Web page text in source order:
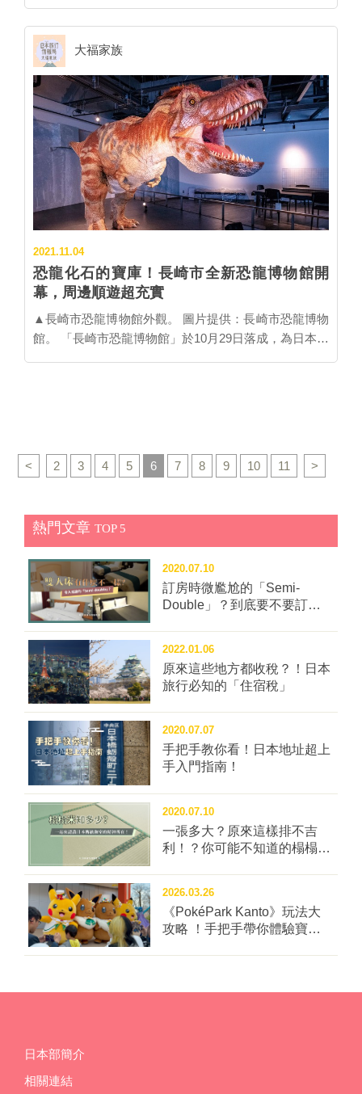
MAN》合作，推出咖哩口味的造型角煮饅頭，黃色饅頭
上印有小精靈的雙眼，看起來就像是咬著東坡肉的小精
高達1,300萬顆LED彩燈，不僅是日本，也是世界上規模
最大的燈飾活動。銀白色的彩燈遍布豪斯登堡，彷彿整
個園區都降下厚厚的瑞雪，一秒進入冰雪的魔幻世界。
今年於豪斯登堡宮殿前更新增了「白銀長廊」，是由街
燈與銀白的燈飾交織而成的幻想空間。其他還有光之瀑
布、雨傘小徑、3D光雕投影秀等，不僅令人讚嘆，也能
拍出許多夢幻美照喔！ ▲「白銀街道」活動中使用了大
量銀白色的彩燈，從街燈到建築物都變得雪白無比。(圖
片提供：豪斯登堡) 除了豪斯登堡之外，佐世保市內每
年也會舉辦「閃亮亮彩燈節」活動，以島瀨公園為中
心，包括周邊的街道或商店街都裝飾上各種繽紛的彩
燈。點燈期間每周末還有許多熱鬧活動，最不可錯過的
是12月25日聖誕節當天，島瀨公園還會降下瑞雪，雪屋
屆時也會登場，讓遊客們過個驚喜的白色聖誕節！
季的風物詩。 ＜豪斯登堡＞ ・豪斯登堡光之街道的聖
誕節 2021年11月6日～12月26日 ・白銀街道 浪漫歐
洲 2021年12月27日～2022年2月25日 ＜佐世保市＞
力。這棵的銀杏較一般銀杏變色晚，約12月初至12...
賞，邀請業界數千名通過證照考試的夜景鑑賞士選出推
薦的冬日燈節活動，直接幫旅人畫重點，解決選擇困難
的煩惱。 2021年接近尾聲之際，主辦單位再度公布由
6,100名專業鑑賞人士依照「綜合娛樂部門」、「彩燈部
門」、「專業表演部門」作為分類標準，所選出的年度
獲獎名單，快來看看受專家青睞的燈展中還有哪些沒去
過！ ▌日本彩燈大賞．綜合娛樂部門 以展區內的燈光技
術、影像、遊樂設施等結合燈飾評選而出。 TOP1 豪
斯登堡 光之王國 連續9年稱霸綜合娛樂項目冠軍的「豪
斯登堡 光之王國」，號稱是世界最大規模的彩燈展，共
使用1,300萬顆LED燈裝飾。不只有將教堂、大樹水晶化
大福家族
2021.11.04
恐龍化石的寶庫！長崎市全新恐龍博物館開
幕，周邊順遊超充實
▲長崎市恐龍博物館外觀。 圖片提供：長崎市恐龍博物
館。 「長崎市恐龍博物館」於10月29日落成，為日本第
▲世界最大的霸王龍全身骨骼複製品，高度達13公尺。
圖片提供：長崎市恐龍博物館 長崎半島西海岸的岩層包
2010年發掘到首塊恐龍化石以來，至今已發現1,300塊
以上，是日本國內屈指可數的化石產地。當中最受人注
目的是推估身長9公尺以上，日本最大級的鴨嘴龍肩胛
骨化石。而在野母崎地區發掘到的化石數量最為豐富，
因此恐龍博物館便在此地落成。 ▲館內的常設展示室。
圖片提供：長崎市恐龍博物館 「長崎市恐龍博物館」占
地約4,400平方公尺，光是常設展示室，就有約180件標
本。館內不只有日本國內首度發現的大型暴龍牙齒等長
崎在地化石，也設有體驗區，可用手觸摸真正的三角龍
角等。特別的是，這裡還有世界最大的霸王龍全身骨骼
複製品，全長約13公尺，全世界只在長崎看得到！另一
個參觀亮點則是約5.7公尺長、2.6公尺高的機器暴龍，
逼真地重現了羽毛、鱗甲，還會擺動身體發出嘶吼聲，
活靈活現的樣貌彷彿來到侏儸紀公園。 ▲館內亮點之一
的機器暴龍。 圖片提供：長崎市恐龍博物館 恐龍博物
館外的兒童廣場設置了恐龍與化石元素的各類型遊樂設
施，免費供大人小孩拍照玩耍。一旁的水仙之丘公園，
春天有櫻花、夏天有繡球花，冬季還有千萬株水仙花盛
開的美景，且能遠眺軍艦島，風景十分壯麗。想更了解
世界遺產軍艦島，則可來軍艦島資料館了解過去歷史，
再搭上遊覽船登島親眼體驗其風情。 ▲從水仙之丘公園
能遠眺到軍艦島。 圖片提供：長崎縣觀光連盟 另外，
野母崎地區也是日本數一數二的伊勢龍蝦漁場，每年
8、9月當地會舉辦伊勢龍蝦祭，吸引大批饕客前來品嘗
伊勢龍蝦祭中，可以品嘗到各種鮮美的龍蝦料理。 圖片
提供：長崎縣觀光連盟 ▊長崎市恐龍博物館 🕒9:00-
< 2 3 4 5 6 7 8 9 10 11 >
熱門文章 TOP 5
2020.07.10
訂房時微尷尬的「Semi-
Double」？到底要不要訂這
2022.01.06
原來這些地方都收稅？！日本
旅行必知的「住宿稅」
2020.07.07
手把手教你看！日本地址超上
手入門指南！
2020.07.10
一張多大？原來這樣排不吉
利！？你可能不知道的榻榻米
2026.03.26
《PokéPark Kanto》玩法大
攻略 ！手把手帶你體驗寶可
日本部簡介
相關連結